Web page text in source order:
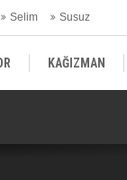
Selim Susuz
KAĞIZMAN